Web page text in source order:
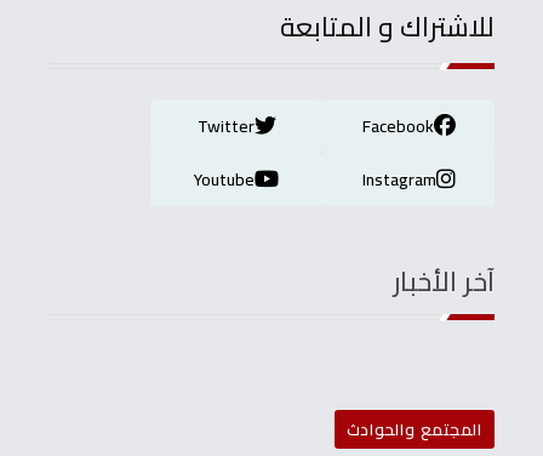
للاشتراك و المتابعة
Facebook
Twitter
Instagram
Youtube
آخر الأخبار
المجتمع والحوادث